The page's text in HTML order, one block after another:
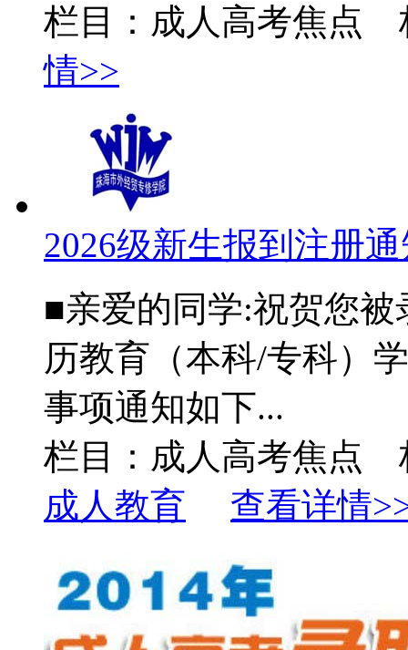
栏目：成人高考焦点
情>>
2026级新生报到注册
■亲爱的同学:祝贺您被
历教育（本科/专科）
事项通知如下...
栏目：成人高考焦点
成人教育
查看详情